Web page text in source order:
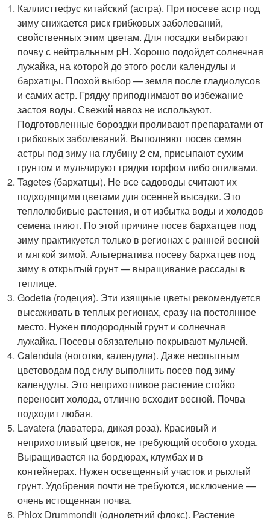
Каллисттефус китайский (астра). При посеве астр под
зиму снижается риск грибковых заболеваний,
свойственных этим цветам. Для посадки выбирают
почву с нейтральным pH. Хорошо подойдет солнечная
лужайка, на которой до этого росли календулы и
бархатцы. Плохой выбор — земля после гладиолусов
и самих астр. Грядку приподнимают во избежание
застоя воды. Свежий навоз не используют.
Подготовленные бороздки проливают препаратами от
грибковых заболеваний. Выполняют посев семян
астры под зиму на глубину 2 см, присыпают сухим
грунтом и мульчируют грядки торфом либо опилками.
Tagetes (бархатцы). Не все садоводы считают их
подходящими цветами для осенней высадки. Это
теплолюбивые растения, и от избытка воды и холодов
семена гниют. По этой причине посев бархатцев под
зиму практикуется только в регионах с ранней весной
и мягкой зимой. Альтернатива посеву бархатцев под
зиму в открытый грунт — выращивание рассады в
теплице.
Godetia (годеция). Эти изящные цветы рекомендуется
высаживать в теплых регионах, сразу на постоянное
место. Нужен плодородный грунт и солнечная
лужайка. Посевы обязательно покрывают мульчей.
Calendula (ноготки, календула). Даже неопытным
цветоводам под силу выполнить посев под зиму
календулы. Это неприхотливое растение стойко
переносит холода, отлично всходит весной. Почва
подходит любая.
Lavatera (лаватера, дикая роза). Красивый и
неприхотливый цветок, не требующий особого ухода.
Выращивается на бордюрах, клумбах и в
контейнерах. Нужен освещенный участок и рыхлый
грунт. Удобрения почти не требуются, исключение —
очень истощенная почва.
Phlox Drummondii (однолетний флокс). Растение